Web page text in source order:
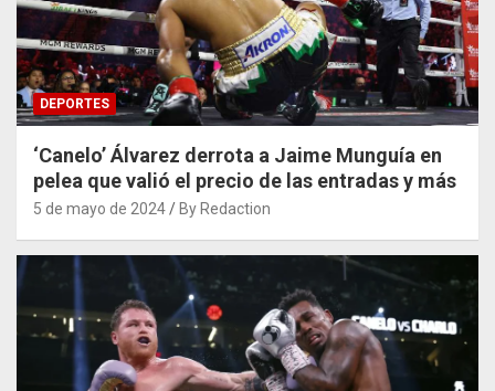
DEPORTES
‘Canelo’ Álvarez derrota a Jaime Munguía en
pelea que valió el precio de las entradas y más
5 de mayo de 2024 By Redaction